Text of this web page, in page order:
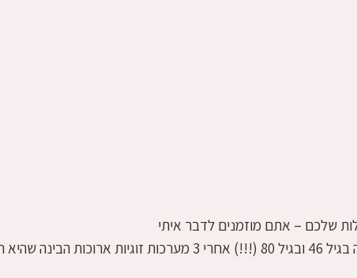
שלכם – אתם מוזמנים לדבר איתי
רוצות עוד השראה? ג'יין פונדה – אישה מופלאה שהחלימה מבולמיה בגיל 46 ובגיל 80